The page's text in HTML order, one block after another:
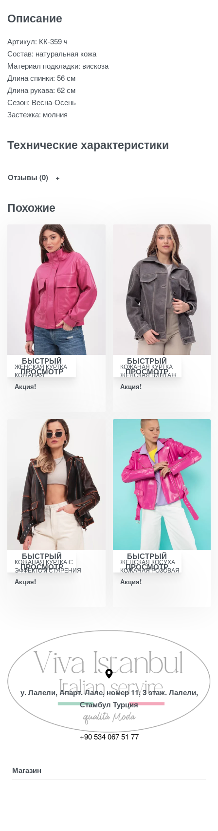
Описание
Артикул: КК-359 ч
Состав: натуральная кожа
Материал подкладки: вискоза
Длина спинки: 56 см
Длина рукава: 62 см
Сезон: Весна-Осень
Застежка: молния
Технические характеристики
Отзывы (0)
Похожие
БЫСТРЫЙ
ПРОСМОТР
ЖЕНСКАЯ КУРТКА
КОЖАНАЯ
Акция!
БЫСТРЫЙ
ПРОСМОТР
КОЖАНАЯ КУРТКА
ЖЕНСКАЯ ВИНТАЖ
Акция!
БЫСТРЫЙ
ПРОСМОТР
КОЖАНАЯ КУРТКА С
ЭФФЕКТОМ СТАРЕНИЯ
Акция!
БЫСТРЫЙ
ПРОСМОТР
ЖЕНСКАЯ КОСУХА
КОЖАНАЯ РОЗОВАЯ
Акция!
у. Лалели, Апарт. Лале, номер 11, 3 этаж. Лалели,
Стамбул Турция
+90 534 067 51 77
Магазин